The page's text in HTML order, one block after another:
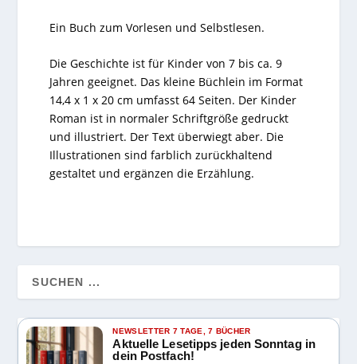
Ein Buch zum Vorlesen und Selbstlesen.
Die Geschichte ist für Kinder von 7 bis ca. 9
Jahren geeignet. Das kleine Büchlein im Format
14,4 x 1 x 20 cm umfasst 64 Seiten. Der Kinder
Roman ist in normaler Schriftgröße gedruckt
und illustriert. Der Text überwiegt aber. Die
Illustrationen sind farblich zurückhaltend
gestaltet und ergänzen die Erzählung.
NEWSLETTER 7 TAGE, 7 BÜCHER
Aktuelle Lesetipps jeden Sonntag in
dein Postfach!